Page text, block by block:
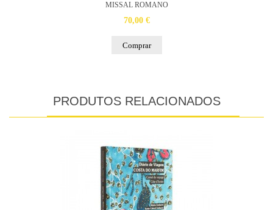
MISSAL ROMANO
70,00 €
Comprar
PRODUTOS RELACIONADOS